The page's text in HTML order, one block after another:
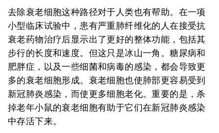
去除衰老细胞这种路径对于人类也有帮助。在一项
小型临床试验中，患有严重肺纤维化的人在接受抗
衰老药物治疗后显示出了更好的整体功能，包括其
步行的长度和速度。但这只是冰山一角。糖尿病和
肥胖症，以及一些细菌和病毒的感染，都会导致更
多的衰老细胞形成。衰老细胞也使肺部更容易受到
新冠肺炎感染，而使更多细胞老化。重要的是，杀
掉老年小鼠的衰老细胞有助于它们在新冠肺炎感染
中存活下来。